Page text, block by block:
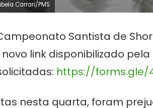
Carrari/PMS
Santista de
link disponibilizado
https://forms.gle/
nesta quarta, foram